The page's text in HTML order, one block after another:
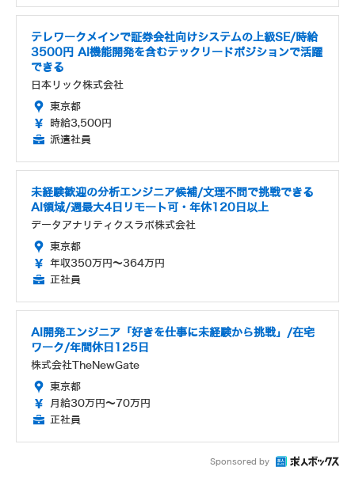
テレワークメインで証券会社向けシステムの上級SE/時給
3500円 AI機能開発を含むテックリードポジションで活躍
できる
日本リック株式会社
東京都
時給3,500円
派遣社員
未経験歓迎の分析エンジニア候補/文理不問で挑戦できる
AI領域/週最大4日リモート可・年休120日以上
データアナリティクスラボ株式会社
東京都
年収350万円～364万円
正社員
AI開発エンジニア「好きを仕事に未経験から挑戦」/在宅
ワーク/年間休日125日
株式会社TheNewGate
東京都
月給30万円～70万円
正社員
Sponsored by